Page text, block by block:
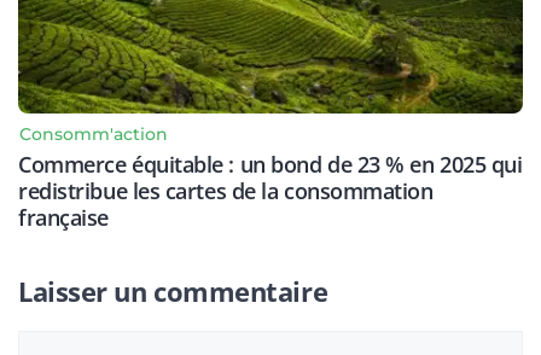
Consomm'action
Commerce équitable : un bond de 23 % en 2025 qui
redistribue les cartes de la consommation
française
Laisser un commentaire